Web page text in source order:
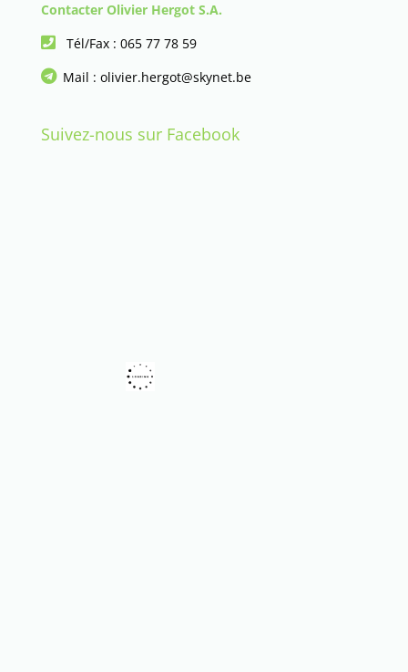
Contacter Olivier Hergot S.A.
Tél/Fax : 065 77 78 59
Mail : olivier.hergot@skynet.be
Suivez-nous sur Facebook